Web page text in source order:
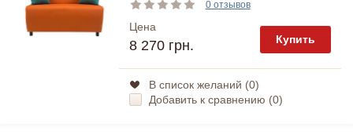
0 отзывов
Цена
8 270 грн. Купить
В список желаний (0)
Добавить к сравнению (0)